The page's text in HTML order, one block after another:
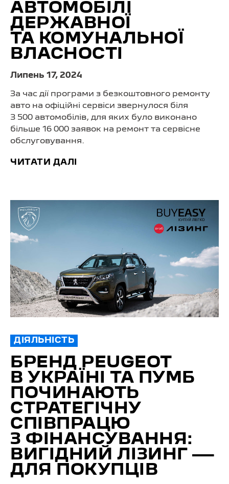
АВТОМОБІЛІ
ДЕРЖАВНОЇ
ТА КОМУНАЛЬНОЇ
ВЛАСНОСТІ
Липень 17, 2024
За час дії програми з безкоштовного ремонту
авто на офіційні сервіси звернулося біля
3 500 автомобілів, для яких було виконано
більше 16 000 заявок на ремонт та сервісне
обслуговування.
ЧИТАТИ ДАЛІ
ДІЯЛЬНІСТЬ
БРЕНД PEUGEOT
В УКРАЇНІ ТА ПУМБ
ПОЧИНАЮТЬ
СТРАТЕГІЧНУ
СПІВПРАЦЮ
З ФІНАНСУВАННЯ:
ВИГІДНИЙ ЛІЗИНГ —
ДЛЯ ПОКУПЦІВ